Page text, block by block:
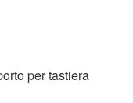
per tastiera